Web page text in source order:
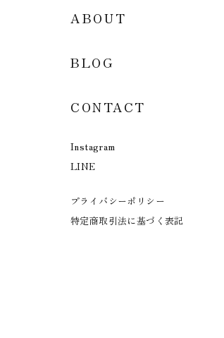
ABOUT
BLOG
CONTACT
Instagram
LINE
プライバシーポリシー
特定商取引法に基づく表記